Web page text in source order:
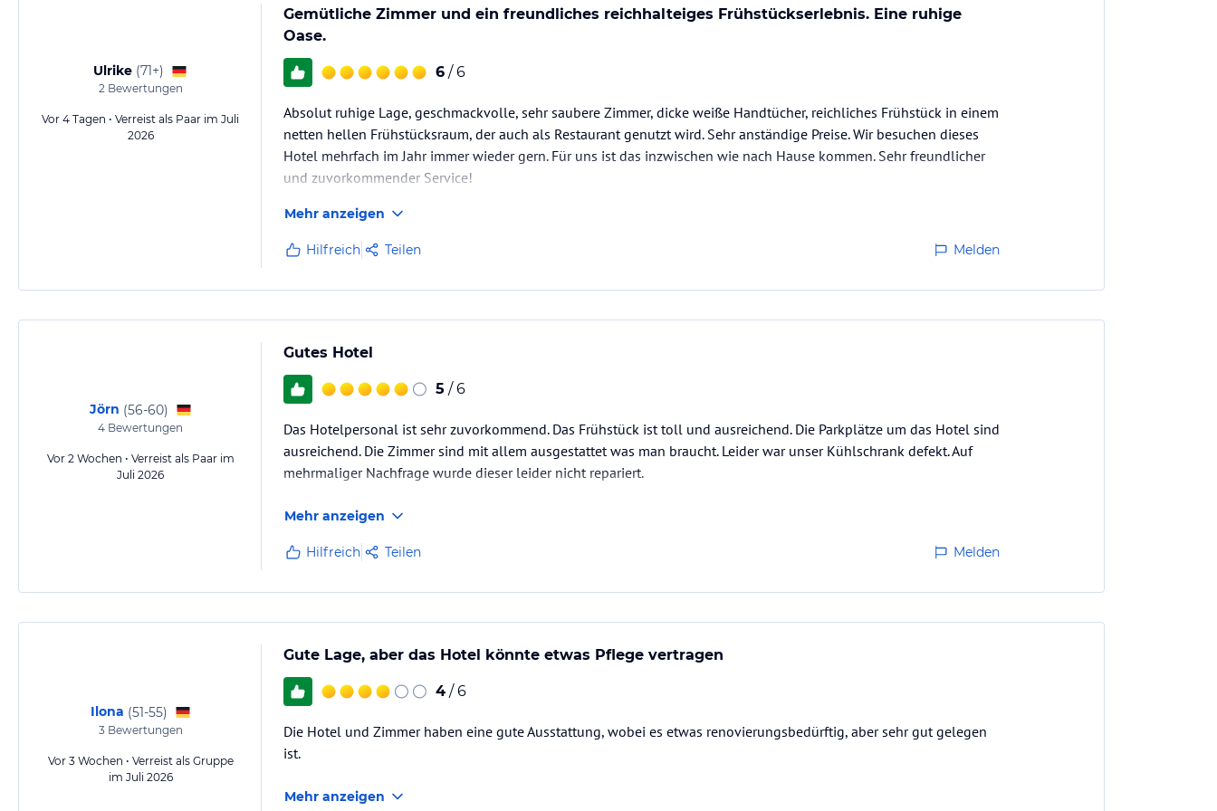
Ulrike (71+)
2Bewertungen
Vor 4 Tagen • Verreist als Paar im Juli
2026
Gemütliche Zimmer und ein freundliches reichhalteiges Frühstückserlebnis. Eine ruhige
Oase.
6 / 6
Absolut ruhige Lage, geschmackvolle, sehr saubere Zimmer, dicke weiße Handtücher, reichliches Frühstück in einem
netten hellen Frühstücksraum, der auch als Restaurant genutzt wird. Sehr anständige Preise. Wir besuchen dieses
Hotel mehrfach im Jahr immer wieder gern. Für uns ist das inzwischen wie nach Hause kommen. Sehr freundlicher
und zuvorkommender Service!
Mehr anzeigen
Hilfreich Teilen Melden
Jörn (56-60)
4 Bewertungen
Vor 2 Wochen • Verreist als Paar im
Juli 2026
Gutes Hotel
5 / 6
Das Hotelpersonal ist sehr zuvorkommend. Das Frühstück ist toll und ausreichend. Die Parkplätze um das Hotel sind
ausreichend. Die Zimmer sind mit allem ausgestattet was man braucht. Leider war unser Kühlschrank defekt. Auf
mehrmaliger Nachfrage wurde dieser leider nicht repariert.
Mehr anzeigen
Hilfreich Teilen Melden
Ilona (51-55)
3Bewertungen
Vor 3 Wochen • Verreist als Gruppe
im Juli 2026
Gute Lage, aber das Hotel könnte etwas Pflege vertragen
4 / 6
Die Hotel und Zimmer haben eine gute Ausstattung, wobei es etwas renovierungsbedürftig, aber sehr gut gelegen
ist.
Mehr anzeigen